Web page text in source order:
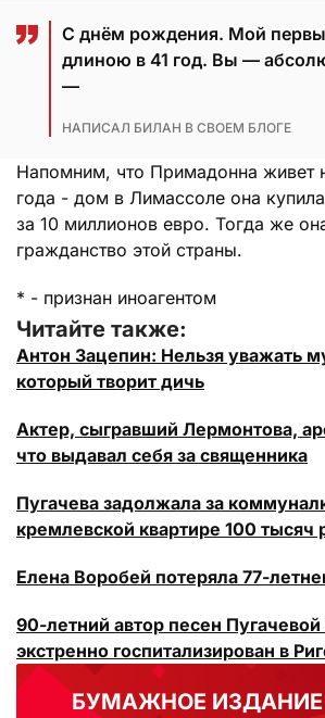
С днём рождения. Мой
длиною в 41 год. Вы —
—
НАПИСАЛ БИЛАН В СВОЕМ БЛОГЕ
Напомним, что Примадонна живет
года - дом в Лимассоле она
за 10 миллионов евро. Тогда же
гражданство этой страны.
* - признан иноагентом
Читайте также:
Антон Зацепин: Нельзя уважать
который творит дичь
Актер, сыгравший Лермонтова,
что выдавал себя за священника
Пугачева задолжала за
кремлевской квартире 100 тысяч
Елена Воробей потеряла 77-
90-летний автор песен
экстренно госпитализирован в
БУМАЖНОЕ ИЗДАНИЕ